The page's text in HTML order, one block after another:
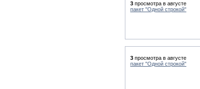
3 просмотра в августе
пакет "Одной строкой"
3 просмотра в августе
пакет "Одной строкой"